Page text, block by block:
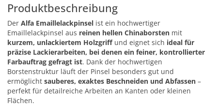
Produktbeschreibung
Der Alfa Emaillelackpinsel ist ein hochwertiger
Emaillelackpinsel aus reinen hellen Chinaborsten mit
kurzem, unlackiertem Holzgriffund eignet sich ideal für
präzise Lackierarbeiten, bei denen ein feiner, kontrollierter
Farbauftrag gefragt ist. Dank der hochwertigen
Borstenstruktur läuft der Pinsel besonders gut und
ermöglicht sauberes, exaktes Beschneiden und Abfassen –
perfekt für detailreiche Arbeiten an Kanten oder kleinen
Flächen.